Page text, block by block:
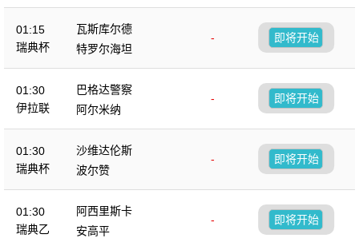
01:15
瑞典杯
瓦斯库尔德
-
特罗尔海坦
即将开始
01:30
伊拉联
巴格达警察
-
阿尔米纳
即将开始
01:30
瑞典杯
沙维达伦斯
-
波尔赞
即将开始
01:30
瑞典乙
阿西里斯卡
-
安高平
即将开始